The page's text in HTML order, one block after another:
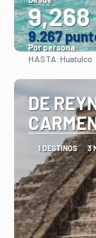
9,268
9.267
Por persona
HASTA: Huatulco
DE
1 DESTINOS 3